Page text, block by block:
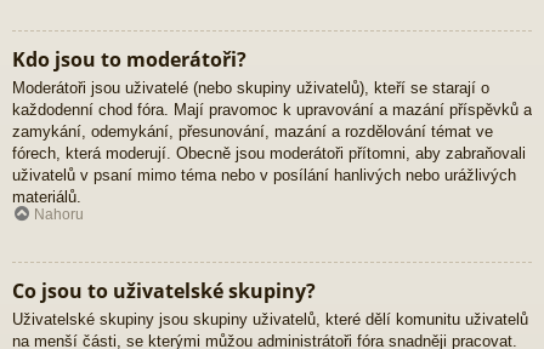
Kdo jsou to moderátoři?
Moderátoři jsou uživatelé (nebo skupiny uživatelů), kteří se starají o
každodenní chod fóra. Mají pravomoc k upravování a mazání příspěvků a
zamykání, odemykání, přesunování, mazání a rozdělování témat ve
fórech, která moderují. Obecně jsou moderátoři přítomni, aby zabraňovali
uživatelů v psaní mimo téma nebo v posílání hanlivých nebo urážlivých
materiálů.
Nahoru
Co jsou to uživatelské skupiny?
Uživatelské skupiny jsou skupiny uživatelů, které dělí komunitu uživatelů
na menší části, se kterými můžou administrátoři fóra snadněji pracovat.